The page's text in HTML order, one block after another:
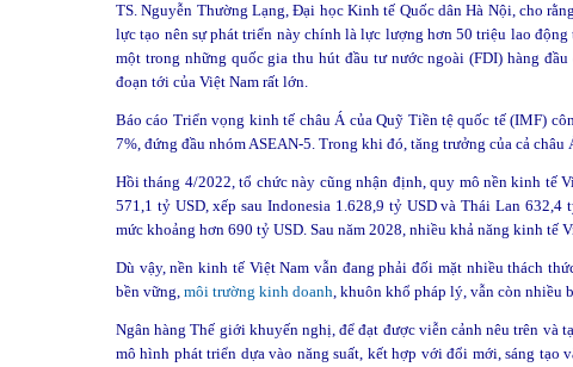
TS. Nguyễn Thường Lạng, Đại học Kinh tế Quốc dân Hà Nội, cho
lực tạo nên sự phát triển này chính là lực lượng hơn 50 triệu lao
một trong những quốc gia thu hút đầu tư nước ngoài (FDI) hàng
đoạn tới của Việt Nam rất lớn.
Báo cáo Triển vọng kinh tế châu Á của Quỹ Tiền tệ quốc tế (IMF)
7%, đứng đầu nhóm ASEAN-5. Trong khi đó, tăng trưởng của cả
Hồi tháng 4/2022, tổ chức này cũng nhận định, quy mô nền kinh tế
571,1 tỷ USD, xếp sau Indonesia 1.628,9 tỷ USD và Thái Lan
mức khoảng hơn 690 tỷ USD. Sau năm 2028, nhiều khả năng kinh tế
Dù vậy, nền kinh tế Việt Nam vẫn đang phải đối mặt nhiều thách
bền vững, môi trường kinh doanh, khuôn khổ pháp lý, vẫn còn nhiều
Ngân hàng Thế giới khuyến nghị, để đạt được viễn cảnh nêu trên và
mô hình phát triển dựa vào năng suất, kết hợp với đổi mới, sáng tạo